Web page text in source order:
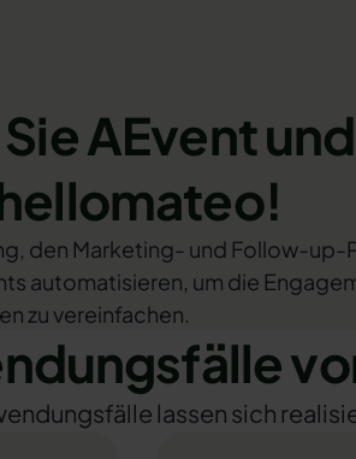
AEvent und
den Marketing- und Follow-up-
automatisieren, um die
zu vereinfachen.
lassen sich